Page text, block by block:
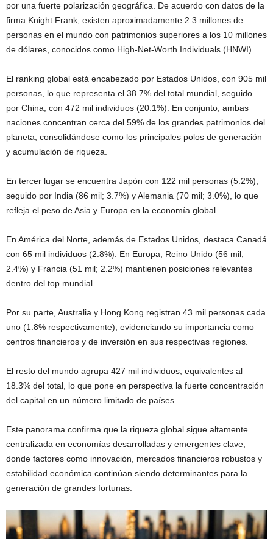
por una fuerte polarización geográfica. De acuerdo con datos de la
firma Knight Frank, existen aproximadamente 2.3 millones de
personas en el mundo con patrimonios superiores a los 10 millones
de dólares, conocidos como High-Net-Worth Individuals (HNWI).
El ranking global está encabezado por Estados Unidos, con 905 mil
personas, lo que representa el 38.7% del total mundial, seguido
por China, con 472 mil individuos (20.1%). En conjunto, ambas
naciones concentran cerca del 59% de los grandes patrimonios del
planeta, consolidándose como los principales polos de generación
y acumulación de riqueza.
En tercer lugar se encuentra Japón con 122 mil personas (5.2%),
seguido por India (86 mil; 3.7%) y Alemania (70 mil; 3.0%), lo que
refleja el peso de Asia y Europa en la economía global.
En América del Norte, además de Estados Unidos, destaca Canadá
con 65 mil individuos (2.8%). En Europa, Reino Unido (56 mil;
2.4%) y Francia (51 mil; 2.2%) mantienen posiciones relevantes
dentro del top mundial.
Por su parte, Australia y Hong Kong registran 43 mil personas cada
uno (1.8% respectivamente), evidenciando su importancia como
centros financieros y de inversión en sus respectivas regiones.
El resto del mundo agrupa 427 mil individuos, equivalentes al
18.3% del total, lo que pone en perspectiva la fuerte concentración
del capital en un número limitado de países.
Este panorama confirma que la riqueza global sigue altamente
centralizada en economías desarrolladas y emergentes clave,
donde factores como innovación, mercados financieros robustos y
estabilidad económica continúan siendo determinantes para la
generación de grandes fortunas.